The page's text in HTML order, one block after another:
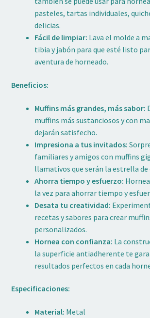
pasteles, tartas individuales,
delicias.
Fácil de limpiar: Lava el molde a
tibia y jabón para que esté listo
aventura de horneado.
Beneficios:
Muffins más grandes, más sabor:
muffins más sustanciosos y con
dejarán satisfecho.
Impresiona a tus invitados:
familiares y amigos con muffins
llamativos que serán la estrella de
Ahorra tiempo y esfuerzo:
la vez para ahorrar tiempo y
Desata tu creatividad:
recetas y sabores para crear
personalizados.
Hornea con confianza: La
la superficie antiadherente te
resultados perfectos en cada
Especificaciones:
Material: Metal